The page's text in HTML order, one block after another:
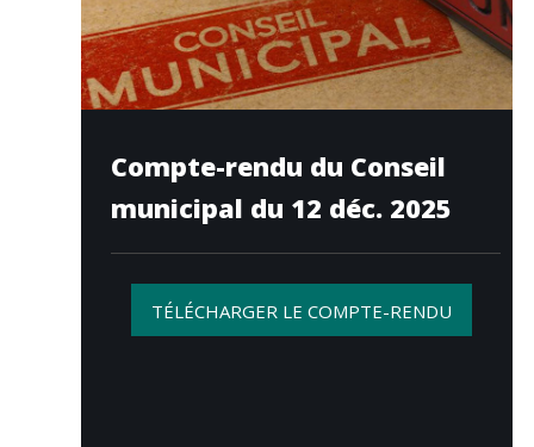
Compte-rendu du Conseil
municipal du 12 déc. 2025
TÉLÉCHARGER LE COMPTE-RENDU